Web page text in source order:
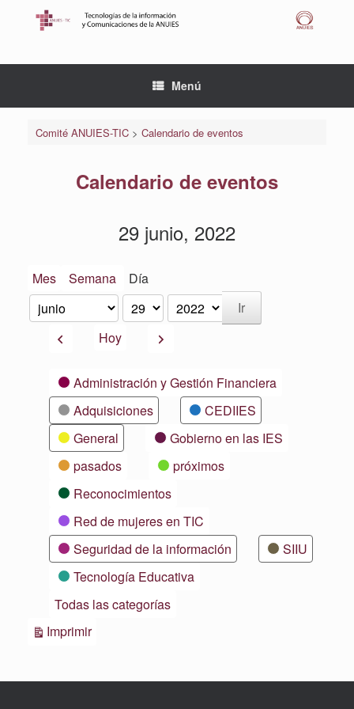
Menú
Comité ANUIES-TIC> Calendario de eventos
Calendario de eventos
29 junio, 2022
Mes Semana Día
Mes
Día
Año
AnteriorHoy Siguiente
CategoríasAdministración y Gestión Financiera
Adquisiciones
CEDIIES
General
Gobierno en las IES
pasados
próximos
Reconocimientos
Red de mujeres en TIC
Seguridad de la información
SIIU
Tecnología Educativa
Todas las categorías
ImprimirVistas